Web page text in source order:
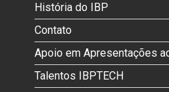
História do IBP
Contato
Apoio em Apresentações
Talentos IBPTECH